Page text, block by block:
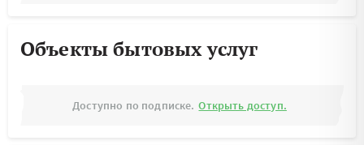
Объекты бытовых услуг
Доступно по подписке. Открыть доступ.